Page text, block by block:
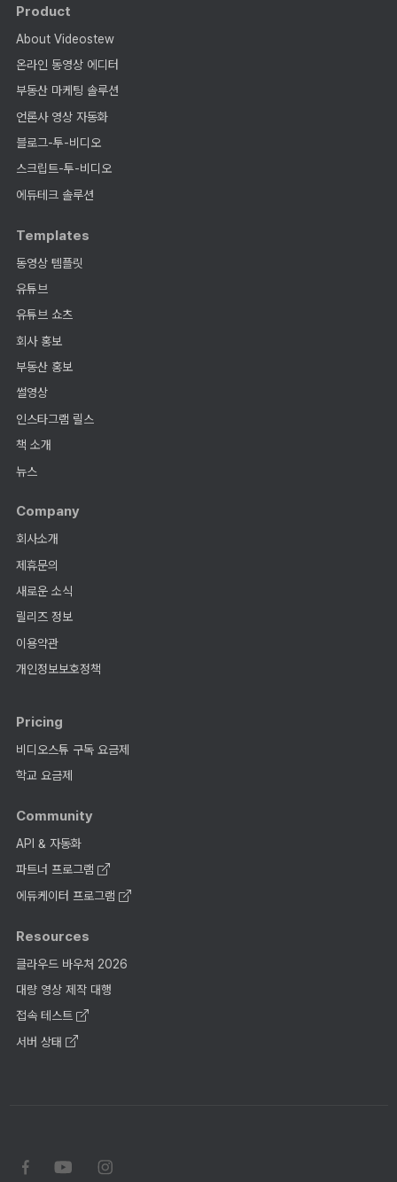
Product
About Videostew
온라인 동영상 에디터
부동산 마케팅 솔루션
언론사 영상 자동화
블로그-투-비디오
스크립트-투-비디오
에듀테크 솔루션
Templates
동영상 템플릿
유튜브
유튜브 쇼츠
회사 홍보
부동산 홍보
썰영상
인스타그램 릴스
책 소개
뉴스
Company
회사소개
제휴문의
새로운 소식
릴리즈 정보
이용약관
개인정보보호정책
Pricing
비디오스튜 구독 요금제
학교 요금제
Community
API & 자동화
파트너 프로그램
에듀케이터 프로그램
Resources
클라우드 바우처 2026
대량 영상 제작 대행
접속 테스트
서버 상태